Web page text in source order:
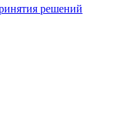
решений